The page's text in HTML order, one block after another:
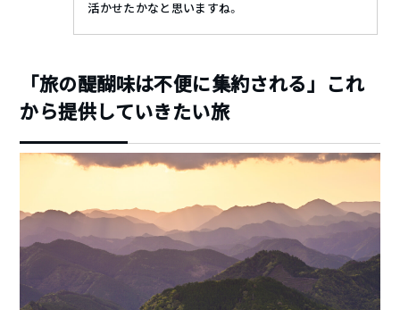
活かせたかなと思いますね。
「旅の醍醐味は不便に集約される」これ
から提供していきたい旅